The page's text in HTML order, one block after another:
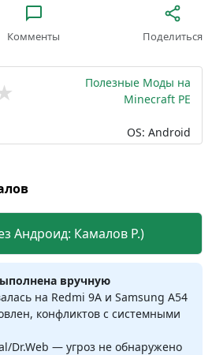
Комменты Поделиться
Полезные Моды на
Minecraft PE
OS: Android
Андроид: Камалов Р.)
вручную
на Redmi 9A и Samsung A54
конфликтов с системными
Dr.Web — угроз не обнаружено